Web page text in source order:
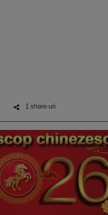
1 share-uri